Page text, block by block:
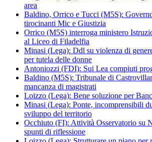
area
Baldino, Orrico e Tucci (M5S):
tirocinanti Mic e Giustizia
Orrico (M5S) interroga ministero
al Liceo di Filadelfia
Minasi (Lega): Ddl su violenza di
per tutela delle donne
Antoniozzi (FDI): Sui Lea compiuti
Baldino (M5S): Tribunale di
mancanza di magistrati
Loizzo (Lega): Bene soluzione per
Minasi (Lega): Ponte, incomprensibili
sviluppo del territorio
Occhiuto (FI): Attività Osservatorio su
spunti di riflessione